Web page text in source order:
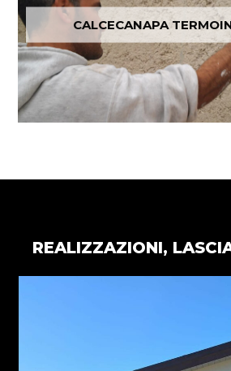
CALCECANAPA
REALIZZAZIONI,